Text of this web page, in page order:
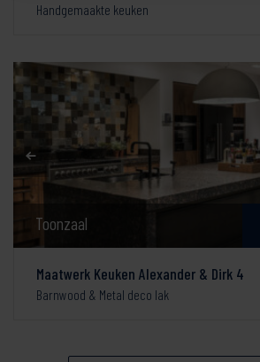
Handgemaakte keuken
Toonzaal
Maatwerk Keuken Alexander & Dirk 4
Barnwood & Metal deco lak